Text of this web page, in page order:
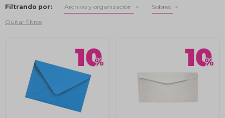
Filtrando por: Archivo y organización
Sobres
Quitar filtros